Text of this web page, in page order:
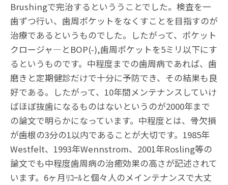
Brushingで完治するといううことでした。検査を一
歯ずつ行い、歯周ポケットをなくすことを目指すのが
治療であるというものでした。したがって、ポケット
クロージャ―とBOP(-),歯周ポケットを5ミリ以下にす
るというものです。中程度までの歯周病であれば、歯
磨きと定期健診だけで十分に予防でき、その結果も良
好である。したがって、10年間メンテナンスしていけ
ばほぼ抜歯になるものはないというのが2000年まで
の論文で明らかになっています。中程度とは、骨欠損
が歯根の3分の1以内であることが大切です。1985年
Westfelt、1993年Wennstrom、2001年Rosling等の
論文でも中程度歯周病の治癒効果の高さが記述されて
います。6ヶ月ﾘｺｰﾙと個々人のメインテナンスで大丈